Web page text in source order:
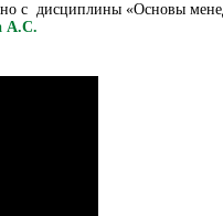
с дисциплины «Основы
А.С.